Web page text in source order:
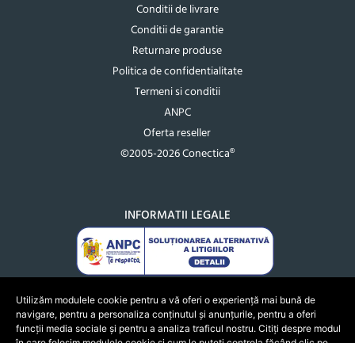
Conditii de livrare
Conditii de garantie
Returnare produse
Politica de confidentialitate
Termeni si conditii
ANPC
Oferta reseller
©2005-2026 Conectica®
INFORMATII LEGALE
Utilizăm modulele cookie pentru a vă oferi o experiență mai bună de
navigare, pentru a personaliza conținutul și anunțurile, pentru a oferi
funcții media sociale și pentru a analiza traficul nostru. Citiți despre modul